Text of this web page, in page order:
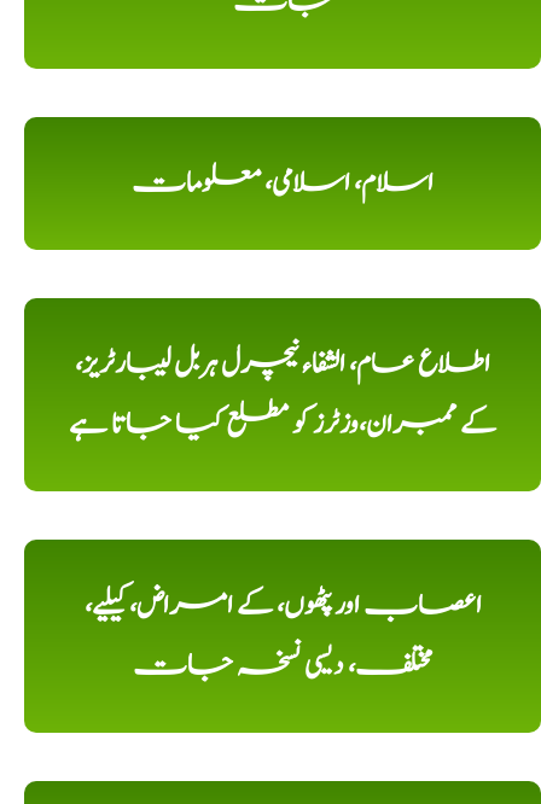
اسلام، اسلامی، معلومات
اطلاع عام، الشفاء نیچرل ہربل لیبارٹریز،
کے ممبران،وزٹرز کو مطلع کیا جاتا ہے
اعصاب اور پٹھوں، کے امراض، کیلیے،
مختلف، دیسی نسخہ جات